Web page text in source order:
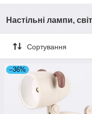
Настільні лампи,
Сортування
–36%